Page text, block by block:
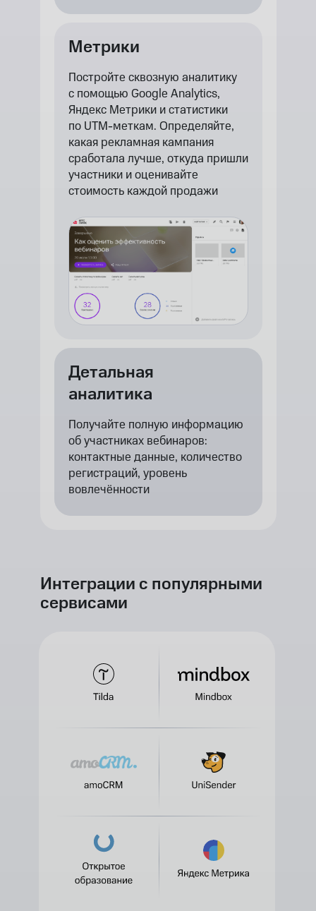
Метрики
Постройте сквозную аналитику
с помощью Google Analytics,
Яндекс Метрики и статистики
по UTM-меткам. Определяйте,
какая рекламная кампания
сработала лучше, откуда пришли
участники и оценивайте
стоимость каждой продажи
Детальная
аналитика
Получайте полную информацию
об участниках вебинаров:
контактные данные, количество
регистраций, уровень
вовлечённости
Интеграции с популярными
сервисами